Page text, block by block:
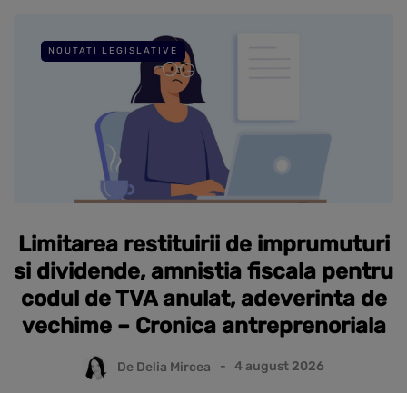
NOUTATI LEGISLATIVE
Limitarea restituirii de imprumuturi
si dividende, amnistia fiscala pentru
codul de TVA anulat, adeverinta de
vechime – Cronica antreprenoriala
De Delia Mircea 4 august 2026